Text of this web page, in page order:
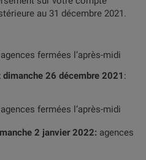
au 31 décembre 2021.
fermées l’après-midi
26 décembre 2021 :
fermées l’après-midi
2 janvier 2022: agences